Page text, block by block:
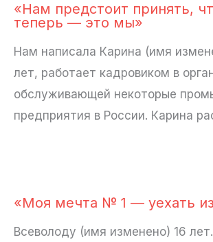
«Нам предстоит принять,
теперь — это мы»
Нам написала Карина (имя
лет, работает кадровиком в
обслуживающей некоторые
предприятия в России. Карина
«Моя мечта № 1 — уехать
Всеволоду (имя изменено) 16